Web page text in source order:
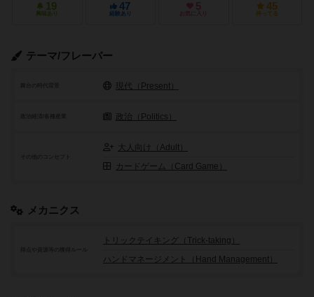
19
興味あり
47
経験あり
5
お気に入り
45
持ってる
テーマ/フレーバー
舞台の時代背景 現代（Present）
政治経済/各種産業 政治（Politics）
その他のコンセプト
大人向け（Adult）
カードゲーム（Card Game）
メカニクス
トリックテイキング（Trick-taking）
ハンドマネージメント（Hand Management）